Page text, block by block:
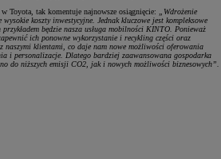
Toyota, tak komentuje najnowsze osiągnięcie:
„Wdrożenie
koszty inwestycyjne. Jednak kluczowe jest kompleksowe
będzie nasza usługa mobilności KINTO. Ponieważ
ich ponowne wykorzystanie i recykling części oraz
naszymi klientami, co daje nam nowe możliwości oferowania
i personalizacje. Dlatego bardziej zaawansowana gospodarka
do niższych emisji CO2, jak i nowych możliwości biznesowych”.